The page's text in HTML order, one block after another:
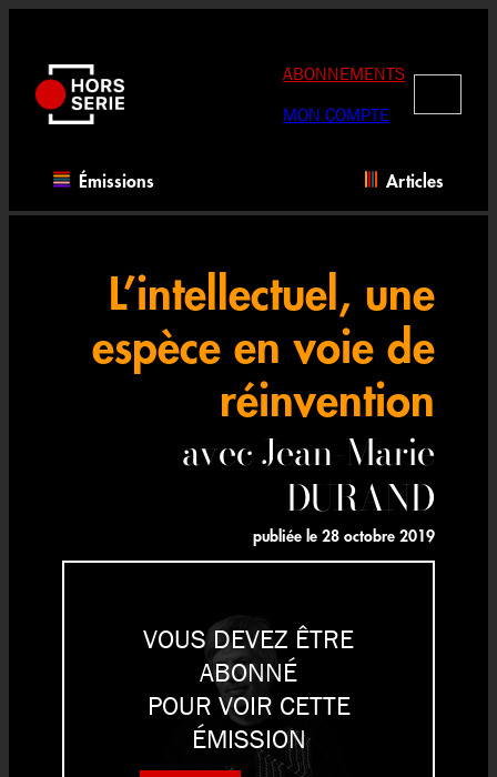
contenu
ABONNEMENTS
MON COMPTE
Émissions Articles
L’intellectuel, une
espèce en voie de
réinvention
avec Jean-Marie
DURAND
publiée le 28 octobre 2019
VOUS DEVEZ ÊTRE
ABONNÉ
POUR VOIR CETTE
ÉMISSION